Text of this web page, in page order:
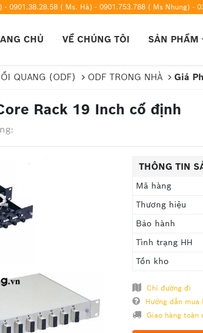
0901.38.28.58 ( Ms. Hà) - 0901.753.788 ( Ms Nhung) -
CHỦ VỀ CHÚNG TÔI SẢN PHẨM
QUANG (ODF) ODF TRONG NHÀ Giá
Rack 19 Inch cố định
THÔNG TIN
Mã hàng
Thương hiệu
Bảo hành
Tình trạng HH
Tồn kho
Chỉ đường đi
Hướng dẫn mua
Giao hàng toàn